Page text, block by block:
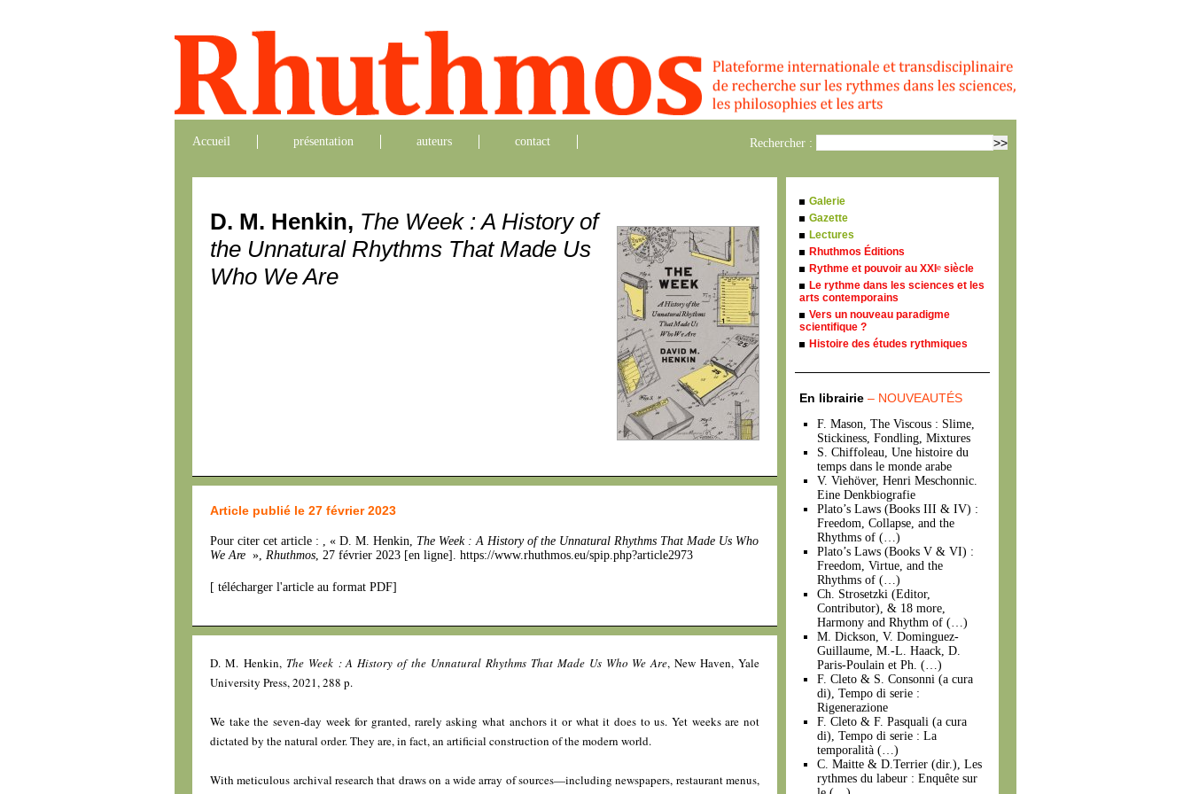
Accueil présentation auteurs contact Rechercher :
D. M. Henkin, The Week : A History of
the Unnatural Rhythms That Made Us
Who We Are
Article publié le 27 février 2023
Pour citer cet article : , « D. M. Henkin, The Week : A History of the Unnatural Rhythms That Made Us Who
We Are », Rhuthmos, 27 février 2023 [en ligne]. https://www.rhuthmos.eu/spip.php?article2973
[ télécharger l'article au format PDF]
D. M. Henkin, The Week : A History of the Unnatural Rhythms That Made Us Who We Are, New Haven, Yale
University Press, 2021, 288 p.
We take the seven-day week for granted, rarely asking what anchors it or what it does to us. Yet weeks are not
dictated by the natural order. They are, in fact, an artificial construction of the modern world.
With meticulous archival research that draws on a wide array of sources—including newspapers, restaurant menus,
Galerie
Gazette
Lectures
Rhuthmos Éditions
Rythme et pouvoir au XXI e siècle
Le rythme dans les sciences et les
arts contemporains
Vers un nouveau paradigme
scientifique ?
Histoire des études rythmiques
En librairie – NOUVEAUTÉS
F. Mason, The Viscous : Slime,
Stickiness, Fondling, Mixtures
S. Chiffoleau, Une histoire du
temps dans le monde arabe
V. Viehöver, Henri Meschonnic.
Eine Denkbiografie
Plato’s Laws (Books III & IV) :
Freedom, Collapse, and the
Rhythms of (…)
Plato’s Laws (Books V & VI) :
Freedom, Virtue, and the
Rhythms of (…)
Ch. Strosetzki (Editor,
Contributor), & 18 more,
Harmony and Rhythm of (…)
M. Dickson, V. Dominguez-
Guillaume, M.-L. Haack, D.
Paris-Poulain et Ph. (…)
F. Cleto & S. Consonni (a cura
di), Tempo di serie :
Rigenerazione
F. Cleto & F. Pasquali (a cura
di), Tempo di serie : La
temporalità (…)
C. Maitte & D.Terrier (dir.), Les
rythmes du labeur : Enquête sur